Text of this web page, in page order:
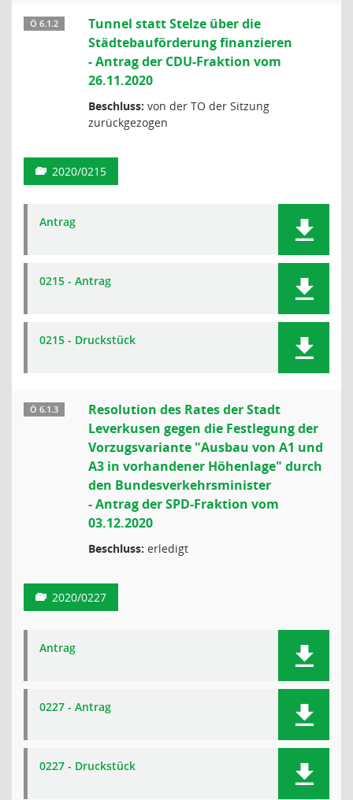
Ö 6.1.2
Tunnel statt Stelze über die
Städtebauförderung finanzieren
- Antrag der CDU-Fraktion vom
26.11.2020
Beschluss: von der TO der Sitzung
zurückgezogen
2020/0215
Antrag
0215 - Antrag
0215 - Druckstück
Ö 6.1.3
Resolution des Rates der Stadt
Leverkusen gegen die Festlegung der
Vorzugsvariante "Ausbau von A1 und
A3 in vorhandener Höhenlage" durch
den Bundesverkehrsminister
- Antrag der SPD-Fraktion vom
03.12.2020
Beschluss: erledigt
2020/0227
Antrag
0227 - Antrag
0227 - Druckstück